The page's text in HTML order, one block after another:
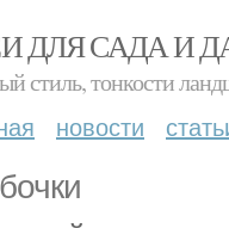
ДЛЯ САДА И
стиль, тонкости
новости